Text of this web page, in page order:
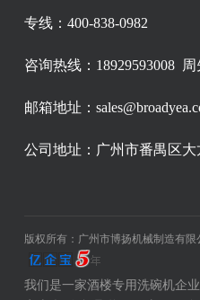
专线：400-838-0982
咨询热线：18929593008 周
邮箱地址：
公司地址：广州市番禺区
版权所有：广州市博扬机械制造有限
我们是一家酒楼专用洗碗机企